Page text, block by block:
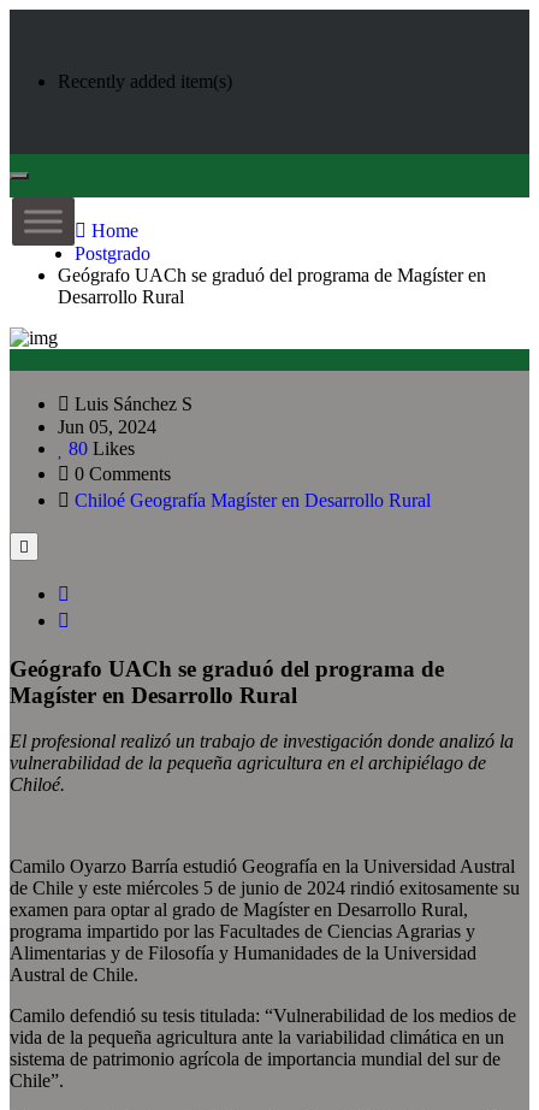
Recently added item(s)
Toggle
navigation
Home
Postgrado
Geógrafo UACh se graduó del programa de Magíster en
Desarrollo Rural
Luis Sánchez S
Jun 05, 2024
80 Likes
0 Comments
Chiloé Geografía Magíster en Desarrollo Rural
Geógrafo UACh se graduó del programa de
Magíster en Desarrollo Rural
El profesional realizó un trabajo de investigación donde analizó la
vulnerabilidad de la pequeña agricultura en el archipiélago de
Chiloé.
Camilo Oyarzo Barría estudió Geografía en la Universidad Austral
de Chile y este miércoles 5 de junio de 2024 rindió exitosamente su
examen para optar al grado de Magíster en Desarrollo Rural,
programa impartido por las Facultades de Ciencias Agrarias y
Alimentarias y de Filosofía y Humanidades de la Universidad
Austral de Chile.
Camilo defendió su tesis titulada: “Vulnerabilidad de los medios de
vida de la pequeña agricultura ante la variabilidad climática en un
sistema de patrimonio agrícola de importancia mundial del sur de
Chile”.